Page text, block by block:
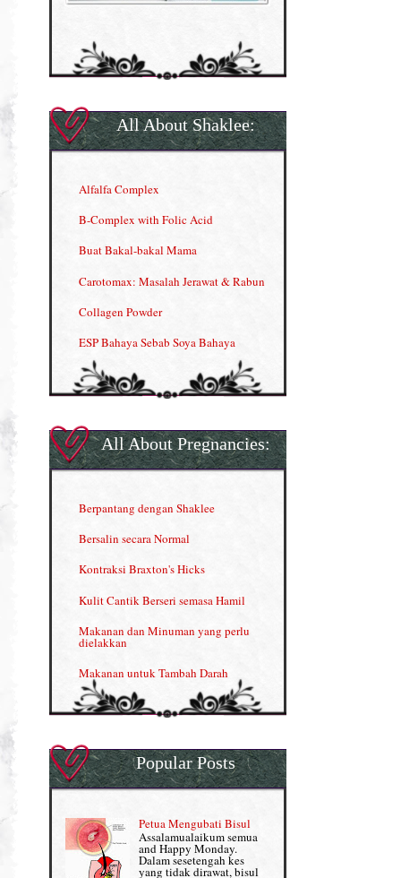
All About Shaklee:
Alfalfa Complex
B-Complex with Folic Acid
Buat Bakal-bakal Mama
Carotomax: Masalah Jerawat & Rabun
Collagen Powder
ESP Bahaya Sebab Soya Bahaya
ESP Produk Shaklee Paling HOT
Gla Complex (II)
Herbal Blend the Magic Cream
Nutrisi untuk Ikhtiar Hamil
OMEGA GUARD
Omega Guard: EPA & DHA for kids
OSTEMATRIX
Pantang Larang dalam Pengambilan
Vitamin
Penjagaan Rambut: Prosante Hair Care
Persediaan Haji & Umrah
All About Pregnancies:
Berpantang dengan Shaklee
Bersalin secara Normal
Kontraksi Braxton's Hicks
Kulit Cantik Berseri semasa Hamil
Makanan dan Minuman yang perlu
dielakkan
Makanan untuk Tambah Darah
Masalah HB rendah?
Normal VS Czer
Pemakanan Semasa Hamil
Penyusuan Bayi
Perkembangan Minda Bayi
Popular Posts
Petua Mengubati Bisul
Assalamualaikum semua
and Happy Monday.
Dalam sesetengah kes
yang tidak dirawat, bisul